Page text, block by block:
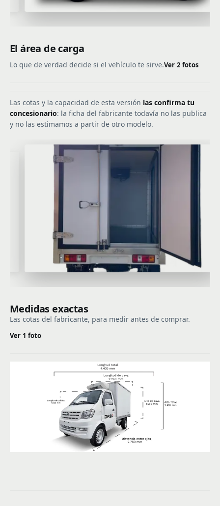
El área de carga
Lo que de verdad decide si el vehículo te sirve.Ver 2 fotos
Las cotas y la capacidad de esta versión las confirma tu
concesionario: la ficha del fabricante todavía no las publica
y no las estimamos a partir de otro modelo.
Medidas exactas
Las cotas del fabricante, para medir antes de comprar.
Ver 1 foto